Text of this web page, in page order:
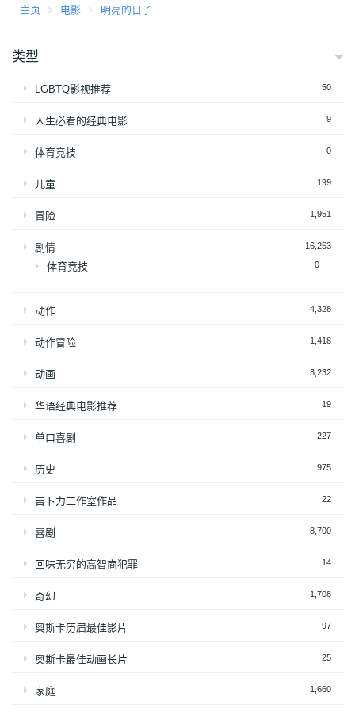
主页 电影 明亮的日子
类型
LGBTQ影视推荐 50
人生必看的经典电影 9
体育竞技 0
儿童 199
冒险 1,951
剧情 16,253
体育竞技 0
动作 4,328
动作冒险 1,418
动画 3,232
华语经典电影推荐 19
单口喜剧 227
历史 975
吉卜力工作室作品 22
喜剧 8,700
回味无穷的高智商犯罪 14
奇幻 1,708
奥斯卡历届最佳影片 97
奥斯卡最佳动画长片 25
家庭 1,660